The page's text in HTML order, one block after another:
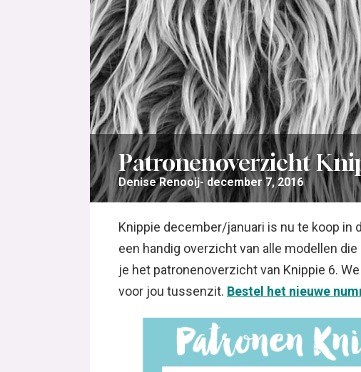
Patronenoverzicht
Denise Renooij december 7, 2016
Knippie december/januari is nu te koop in
een handig overzicht van alle modellen
je het patronenoverzicht van Knippie 6.
voor jou tussenzit. Bestel het nieuwe